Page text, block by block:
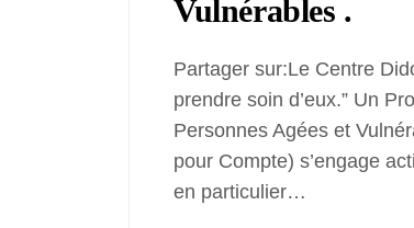
Vulnérables .
Partager sur:Le Centre
prendre soin d’eux.” Un
Personnes Agées et
pour Compte) s’engage
en particulier…